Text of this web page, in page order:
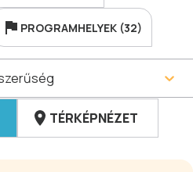
PROGRAMHELYEK (32)
TÉRKÉPNÉZET